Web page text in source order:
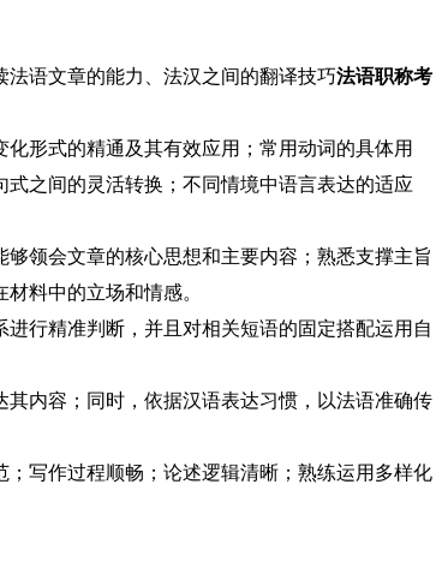
语文章的能力、法汉之间的翻译技巧法语职称考
形式的精通及其有效应用；常用动词的具体用
之间的灵活转换；不同情境中语言表达的适应
领会文章的核心思想和主要内容；熟悉支撑主旨
料中的立场和情感。
行精准判断，并且对相关短语的固定搭配运用自
内容；同时，依据汉语表达习惯，以法语准确传
写作过程顺畅；论述逻辑清晰；熟练运用多样化